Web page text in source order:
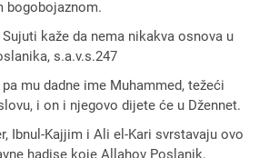
bogobojaznom.
kaže da nema nikakva osnova u
s.a.v.s.247
mu dadne ime Muhammed, težeći
i on i njegovo dijete će u Džennet.
Ibnul-Kajjim i Ali el-Kari svrstavaju ovo
hadise koje Allahov Poslanik,